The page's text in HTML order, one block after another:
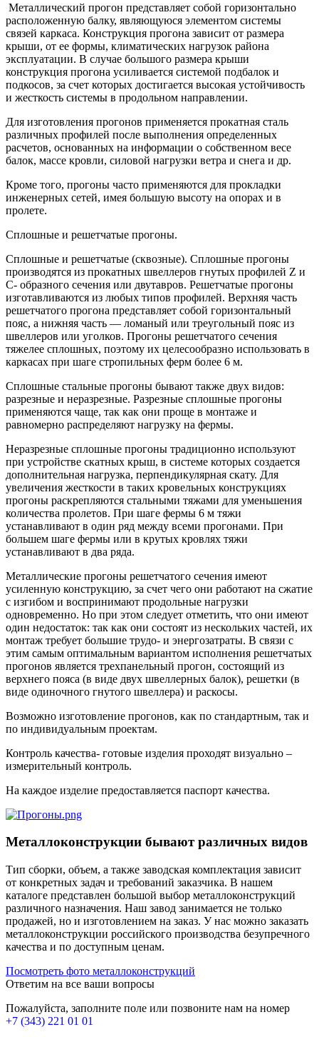
Металлический прогон представляет собой горизонтально
расположенную балку, являющуюся элементом системы
связей каркаса. Конструкция прогона зависит от размера
крыши, от ее формы, климатических нагрузок района
эксплуатации. В случае большого размера крыши
конструкция прогона усиливается системой подбалок и
подкосов, за счет которых достигается высокая устойчивость
и жесткость системы в продольном направлении.
Для изготовления прогонов применяется прокатная сталь
различных профилей после выполнения определенных
расчетов, основанных на информации о собственном весе
балок, массе кровли, силовой нагрузки ветра и снега и др.
Кроме того, прогоны часто применяются для прокладки
инженерных сетей, имея большую высоту на опорах и в
пролете.
Сплошные и решетчатые прогоны.
Сплошные и решетчатые (сквозные). Сплошные прогоны
производятся из прокатных швеллеров гнутых профилей Z и
С- образного сечения или двутавров. Решетчатые прогоны
изготавливаются из любых типов профилей. Верхняя часть
решетчатого прогона представляет собой горизонтальный
пояс, а нижняя часть — ломаный или треугольный пояс из
швеллеров или уголков. Прогоны решетчатого сечения
тяжелее сплошных, поэтому их целесообразно использовать в
каркасах при шаге стропильных ферм более 6 м.
Сплошные стальные прогоны бывают также двух видов:
разрезные и неразрезные. Разрезные сплошные прогоны
применяются чаще, так как они проще в монтаже и
равномерно распределяют нагрузку на фермы.
Неразрезные сплошные прогоны традиционно используют
при устройстве скатных крыш, в системе которых создается
дополнительная нагрузка, перпендикулярная скату. Для
увеличения жесткости в таких кровельных конструкциях
прогоны раскрепляются стальными тяжами для уменьшения
количества пролетов. При шаге фермы 6 м тяжи
устанавливают в один ряд между всеми прогонами. При
большем шаге фермы или в крутых кровлях тяжи
устанавливают в два ряда.
Металлические прогоны решетчатого сечения имеют
усиленную конструкцию, за счет чего они работают на сжатие
с изгибом и воспринимают продольные нагрузки
одновременно. Но при этом следует отметить, что они имеют
один недостаток: так как они состоят из нескольких частей, их
монтаж требует большие трудо- и энергозатраты. В связи с
этим самым оптимальным вариантом исполнения решетчатых
прогонов является трехпанельный прогон, состоящий из
верхнего пояса (в виде двух швеллерных балок), решетки (в
виде одиночного гнутого швеллера) и раскосы.
Возможно изготовление прогонов, как по стандартным, так и
по индивидуальным проектам.
Контроль качества- готовые изделия проходят визуально –
измерительный контроль.
На каждое изделие предоставляется паспорт качества.
Металлоконструкции бывают различных видов
Тип сборки, объем, а также заводская комплектация зависит
от конкретных задач и требований заказчика. В нашем
каталоге представлен большой выбор металлоконструкций
различного назначения. Наш завод занимается не только
продажей, но и изготовлением на заказ. У нас можно заказать
металлоконструкции российского производства безупречного
качества и по доступным ценам.
Посмотреть фото металлоконструкций
Ответим на все ваши вопросы
Пожалуйста, заполните поле или позвоните нам на номер
+7 (343) 221 01 01